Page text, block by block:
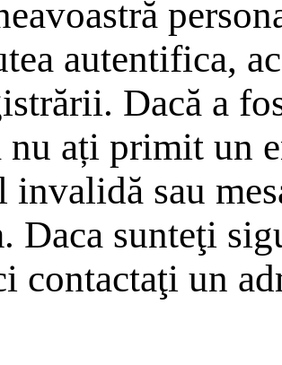
autentifica,
Dacă a
nu ați primit un
invalidă sau
Daca sunteţi
contactaţi un